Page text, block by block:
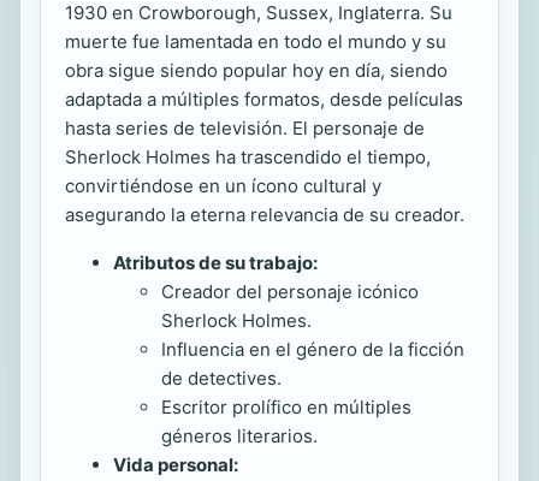
1930 en Crowborough, Sussex, Inglaterra. Su
muerte fue lamentada en todo el mundo y su
obra sigue siendo popular hoy en día, siendo
adaptada a múltiples formatos, desde películas
hasta series de televisión. El personaje de
Sherlock Holmes ha trascendido el tiempo,
convirtiéndose en un ícono cultural y
asegurando la eterna relevancia de su creador.
Atributos de su trabajo:
Creador del personaje icónico
Sherlock Holmes.
Influencia en el género de la ficción
de detectives.
Escritor prolífico en múltiples
géneros literarios.
Vida personal: